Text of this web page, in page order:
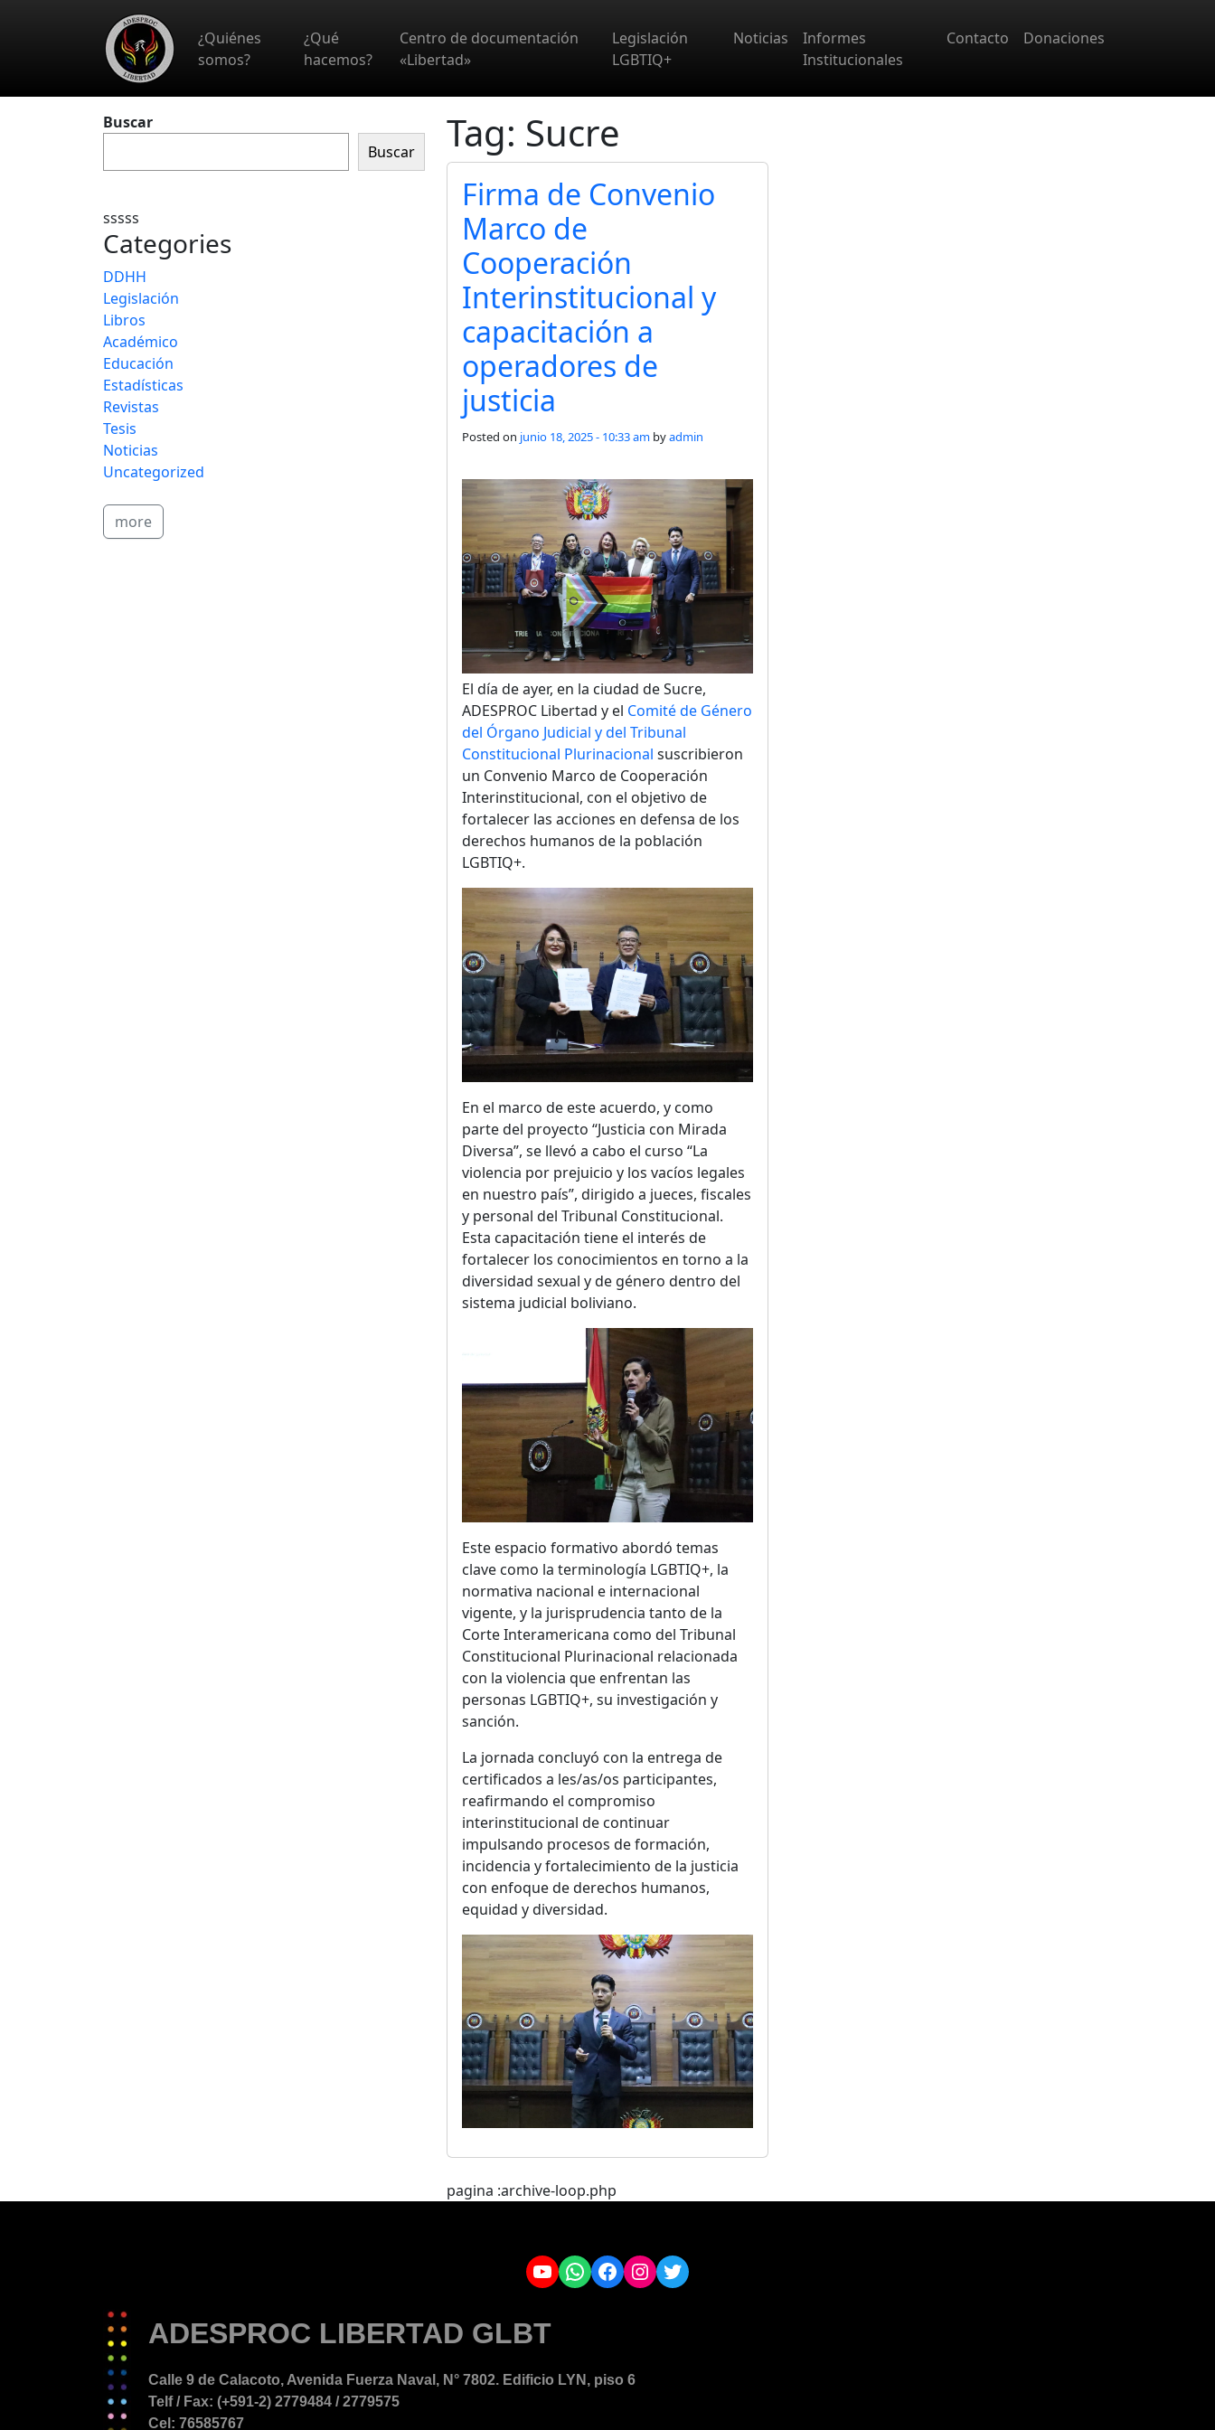
Skip to main content
¿Quiénes
somos?
¿Qué
hacemos?
Centro de documentación
«Libertad»
Legislación
LGBTIQ+
Noticias
Informes
Institucionales
Contacto Donaciones
Tag: Sucre
Firma de Convenio
Marco de
Cooperación
Interinstitucional y
capacitación a
operadores de
justicia
Posted on junio 18, 2025 - 10:33 am byadmin
El día de ayer, en la ciudad de Sucre,
ADESPROC Libertad y el Comité de Género
del Órgano Judicial y del Tribunal
Constitucional Plurinacional suscribieron
un Convenio Marco de Cooperación
Interinstitucional, con el objetivo de
fortalecer las acciones en defensa de los
derechos humanos de la población
LGBTIQ+.
En el marco de este acuerdo, y como
parte del proyecto “Justicia con Mirada
Diversa”, se llevó a cabo el curso “La
violencia por prejuicio y los vacíos legales
en nuestro país”, dirigido a jueces, fiscales
y personal del Tribunal Constitucional.
Esta capacitación tiene el interés de
fortalecer los conocimientos en torno a la
diversidad sexual y de género dentro del
sistema judicial boliviano.
Este espacio formativo abordó temas
clave como la terminología LGBTIQ+, la
normativa nacional e internacional
vigente, y la jurisprudencia tanto de la
Corte Interamericana como del Tribunal
Constitucional Plurinacional relacionada
con la violencia que enfrentan las
personas LGBTIQ+, su investigación y
sanción.
La jornada concluyó con la entrega de
certificados a les/as/os participantes,
reafirmando el compromiso
interinstitucional de continuar
impulsando procesos de formación,
incidencia y fortalecimiento de la justicia
con enfoque de derechos humanos,
equidad y diversidad.
pagina :archive-loop.php
Buscar
Buscar
sssss
Categories
DDHH
Legislación
Libros
Académico
Educación
Estadísticas
Revistas
Tesis
Noticias
Uncategorized
more
YouTube WhatsApp Facebook Instagram Twitter
ADESPROC LIBERTAD GLBT
Calle 9 de Calacoto, Avenida Fuerza Naval, N° 7802. Edificio LYN, piso 6
Telf / Fax: (+591-2) 2779484 / 2779575
Cel: 76585767